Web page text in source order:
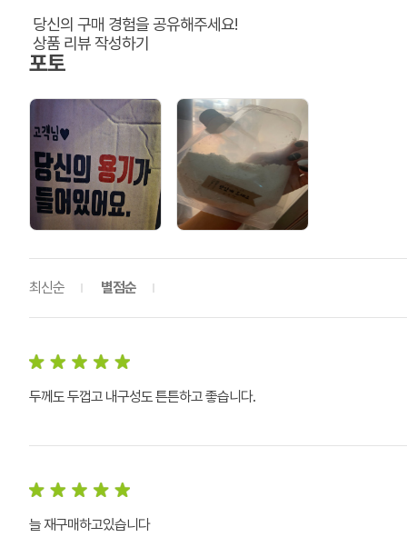
당신의 구매 경험을 공유해주세요!
상품 리뷰 작성하기
포토
최신순 별점순
두께도 두껍고 내구성도 튼튼하고 좋습니다.
늘 재구매하고있습니다